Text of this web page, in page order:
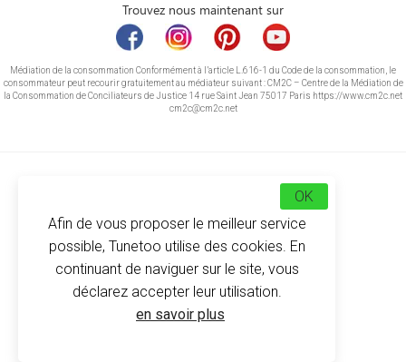
Trouvez nous maintenant sur
Médiation de la consommation Conformément à l’article L.616-1 du Code de la consommation, le
consommateur peut recourir gratuitement au médiateur suivant : CM2C – Centre de la Médiation de
la Consommation de Conciliateurs de Justice 14 rue Saint Jean 75017 Paris https://www.cm2c.net
cm2c@cm2c.net
© Copyright 2026 -Tunetoo
Afin de vous proposer le meilleur service
possible, Tunetoo utilise des cookies. En
continuant de naviguer sur le site, vous
déclarez accepter leur utilisation.
en savoir plus
OK